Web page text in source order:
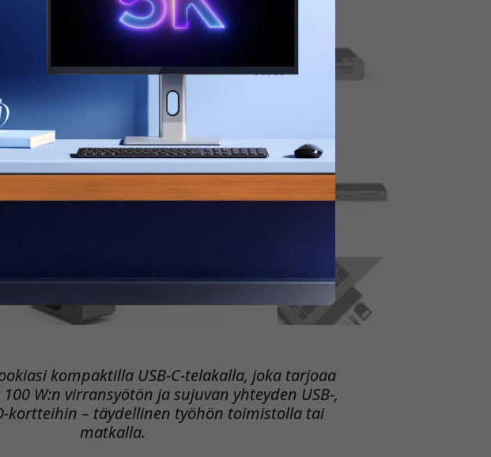
kompaktilla USB-C-telakalla, joka tarjoaa
W:n virransyötön ja sujuvan yhteyden USB-,
kortteihin – täydellinen työhön toimistolla tai
matkalla.